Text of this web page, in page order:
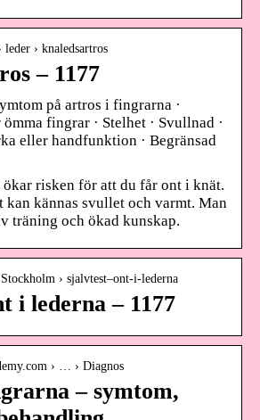
› knaledsartros
– 1177
på artros i fingrarna ·
fingrar · Stelhet · Svullnad ·
eller handfunktion · Begränsad
risken för att du får ont i knät.
kan kännas svullet och varmt. Man
träning och ökad kunskap.
› sjalvtest–ont-i-lederna
i lederna – 1177
› … › Diagnos
– symtom,